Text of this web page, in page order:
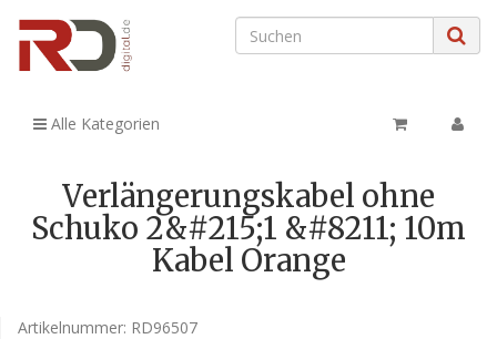
Alle Kategorien
Verlängerungskabel ohne
Schuko 2&#215;1 &#8211; 10m
Kabel Orange
Artikelnummer: RD96507